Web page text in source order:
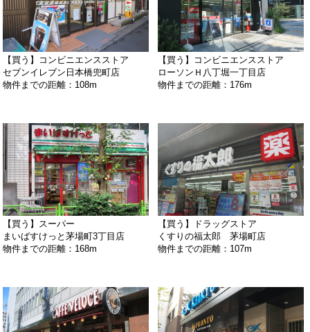
【買う】コンビニエンスストア
セブンイレブン日本橋兜町店
物件までの距離：108m
【買う】コンビニエンスストア
ローソンＨ八丁堀一丁目店
物件までの距離：176m
【買う】スーパー
まいばすけっと茅場町3丁目店
物件までの距離：168m
【買う】ドラッグストア
くすりの福太郎 茅場町店
物件までの距離：107m